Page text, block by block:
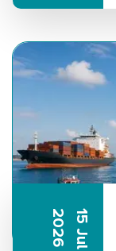
1
5
J
u
l
2
0
2
6